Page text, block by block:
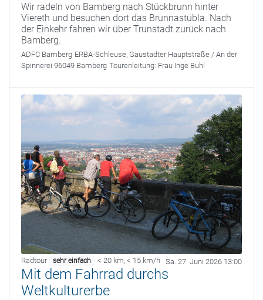
Wir radeln von Bamberg nach Stückbrunn hinter
Viereth und besuchen dort das Brunnastübla. Nach
der Einkehr fahren wir über Trunstadt zurück nach
Bamberg.
ADFC Bamberg ERBA-Schleuse, Gaustadter Hauptstraße / An der
Spinnerei 96049 Bamberg Tourenleitung: Frau Inge Buhl
Radtour sehr einfach < 20 km, < 15 km/h Sa. 27. Juni 2026 13:00
Mit dem Fahrrad durchs
Weltkulturerbe